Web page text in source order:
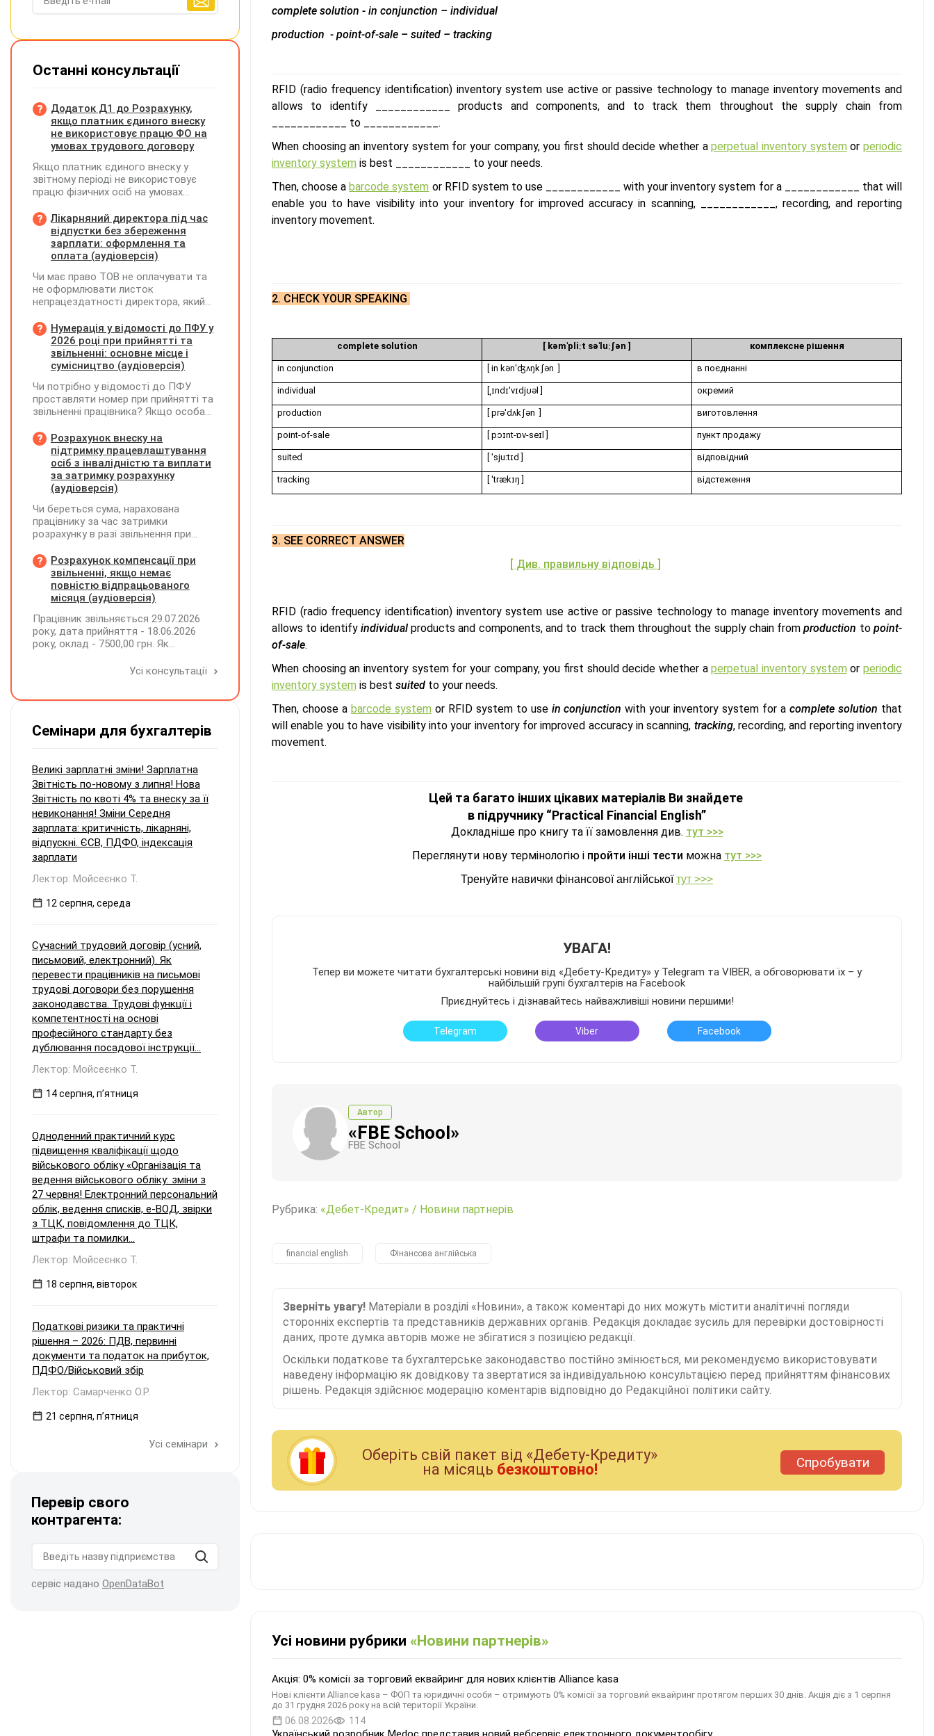
complete solution - in conjunction – individual
production - point-of-sale – suited – tracking
RFID (radio frequency identification) inventory system use active or passive technology to manage inventory movements and
allows to identify ____________ products and components, and to track them throughout the supply chain from
____________ to ____________.
When choosing an inventory system for your company, you first should decide whether aperpetual inventory systemorperiodic
inventory system is best ____________ to your needs.
Then, choose abarcode system or RFID system to use ____________ with your inventory system for a ____________ that will
enable you to have visibility into your inventory for improved accuracy in scanning, ____________, recording, and reporting
inventory movement.
2. CHECK YOUR SPEAKING
complete solution [ kəmˈpliːt səˈluːʃən ] комплексне рішення
in conjunction [ in kənˈʤʌŋkʃən ] в поєднанні
individual [ˌɪndɪˈvɪdjʊəl ] окремий
production [ prəˈdʌkʃən ] виготовлення
point-of-sale [ pɔɪnt-ɒv-seɪl ] пункт продажу
suited [ ˈsjuːtɪd ] відповідний
tracking [ ˈtrækɪŋ ] відстеження
3. SEE CORRECT ANSWER
[ Див. правильну відповідь ]
RFID (radio frequency identification) inventory system use active or passive technology to manage inventory movements and
allows to identifyindividualproducts and components, and to track them throughout the supply chain fromproduction topoint-
of-sale.
When choosing an inventory system for your company, you first should decide whether aperpetual inventory systemorperiodic
inventory system is best suited to your needs.
Then, choose a barcode systemor RFID system to use in conjunction with your inventory system for acomplete solution that
will enable you to have visibility into your inventory for improved accuracy in scanning, tracking, recording, and reporting inventory
movement.
Цей та багато інших цікавих матеріалів Ви знайдете
в підручнику “Practical Financial English”
Докладніше про книгу та її замовлення див. тут >>>
Переглянути нову термінологію і пройти інші тести можна тут >>>
Тренуйте навички фінансової англійськоїтут >>>
УВАГА!
Тепер ви можете читати бухгалтерські новини від «Дебету-Кредиту» у Telegram та VIBER, а обговорювати їх – у
найбільшій групі бухгалтерів на Facebook
Приєднуйтесь і дізнавайтесь найважливіші новини першими!
Telegram Viber Facebook
Автор
«FBE School»
FBE School
Рубрика: «Дебет-Кредит» / Новини партнерів
financial english Фінансова англійська
Зверніть увагу! Матеріали в розділі «Новини», а також коментарі до них можуть містити аналітичні погляди
сторонніх експертів та представників державних органів. Редакція докладає зусиль для перевірки достовірності
даних, проте думка авторів може не збігатися з позицією редакції.
Оскільки податкове та бухгалтерське законодавство постійно змінюється, ми рекомендуємо використовувати
наведену інформацію як довідкову та звертатися за індивідуальною консультацією перед прийняттям фінансових
рішень. Редакція здійснює модерацію коментарів відповідно до Редакційної політики сайту.
Оберiть свiй пакет вiд «Дебету-Кредиту»
на мiсяць безкоштовно! Спробувати
Усі новини рубрики «Новини партнерів»
Акція: 0% комісії за торговий еквайринг для нових клієнтів Alliance kasa
Нові клієнти Alliance kasa – ФОП та юридичні особи – отримують 0% комісії за торговий еквайринг протягом перших 30 днів. Акція діє з 1 серпня
до 31 грудня 2026 року на всій території України.
06.08.2026 114
Останні консультації
Додаток Д1 до Розрахунку,
якщо платник єдиного внеску
не використовує працю ФО на
умовах трудового договору
Якщо платник єдиного внеску у
звітному періоді не використовує
працю фізичних осіб на умовах
на інших умовах, передбачених
законодавством, Додаток Д1/
Додаток ФІЗ-Д1 за відповідний
період не подається
Лікарняний директора під час
відпустки без збереження
зарплати: оформлення та
оплата (аудіоверсія)
Чи має право ТОВ не оплачувати та
не оформлювати листок
непрацездатності директора, який
збереження заробітної плати під час
призупинення діяльності
підприємства?
Нумерація у відомості до ПФУ у
2026 році при прийнятті та
звільненні: основне місце і
сумісництво (аудіоверсія)
Чи потрібно у відомості до ПФУ
проставляти номер при прийнятті та
звільненні працівника? Якщо особа
місцем роботи та за сумісництвом,
чи рахується це як два роботодавці?
Розрахунок внеску на
підтримку працевлаштування
осіб з інвалідністю та виплати
за затримку розрахунку
(аудіоверсія)
Чи береться сума, нарахована
працівнику за час затримки
розрахунку в разі звільнення при
заробітної плати (винагороди), для
розрахунку внеску на підтримку
працевлаштування осіб з
інвалідністю?
Розрахунок компенсації при
звільненні, якщо немає
повністю відпрацьованого
місяця (аудіоверсія)
Працівник звільняється 29.07.2026
року, дата прийняття - 18.06.2026
року, оклад - 7500,00 грн. Як
невикористаних днів відпустки при
Усі консультації
Семінари для бухгалтерів
Великі зарплатні зміни! Зарплатна
Звітність по-новому з липня! Нова
Звітність по квоті 4% та внеску за її
невиконання! Зміни Середня
зарплата: критичність, лікарняні,
відпускні. ЄСВ, ПДФО, індексація
зарплати
Лектор: Мойсеєнко Т.
12 серпня, середа
Сучасний трудовий договір (усний,
письмовий, електронний). Як
перевести працівників на письмові
трудові договори без порушення
законодавства. Трудові функції і
компетентності на основі
професійного стандарту без
дублювання посадової інструкції...
Лектор: Мойсеєнко Т.
14 серпня, пʼятниця
Одноденний практичний курс
підвищення кваліфікації щодо
військового обліку «Організація та
ведення військового обліку: зміни з
27 червня! Електронний персональний
облік, ведення списків, е-ВОД, звірки
з ТЦК, повідомлення до ТЦК,
штрафи та помилки...
Лектор: Мойсеєнко Т.
18 серпня, вівторок
Податкові ризики та практичні
рішення – 2026: ПДВ, первинні
документи та податок на прибуток,
ПДФО/Військовий збір
Лектор: Самарченко О.Р.
21 серпня, пʼятниця
Усі семінари
Перевір свого
контрагента:
сервіс надано OpenDataBot